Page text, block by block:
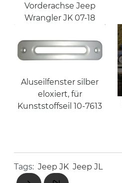
Vorderachse Jeep
Wrangler JK 07-18
Aluseilfenster silber
eloxiert, für
Kunststoffseil 10-7613
Tags: Jeep JK Jeep JL